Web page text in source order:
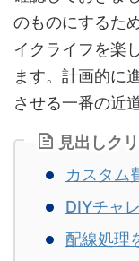
のものにするた
イクライフを楽
ます。計画的に
させる一番の近
見出しク
カスタム
DIYチャ
配線処理